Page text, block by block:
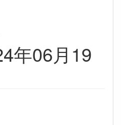
年06月19